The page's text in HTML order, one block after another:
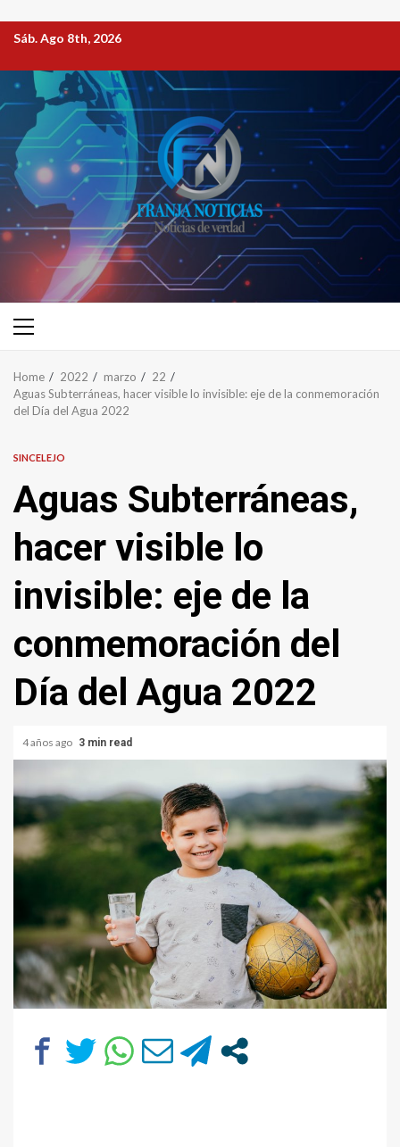
Sáb. Ago 8th, 2026
Home 2022 marzo
22
Aguas Subterráneas, hacer visible lo invisible: eje de la conmemoración
del Día del Agua 2022
SINCELEJO
Aguas Subterráneas,
hacer visible lo
invisible: eje de la
conmemoración del
Día del Agua 2022
4 años ago 3 min read